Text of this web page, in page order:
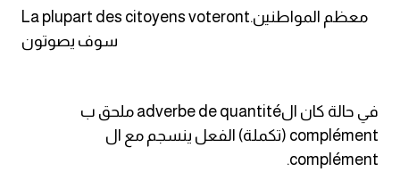
La plupart des citoyens voteront.معظم المواطنين
سوف يصوتون
في حالة كان الadverbe de quantité ملحق ب
complément (تكملة) الفعل ينسجم مع ال
complément.